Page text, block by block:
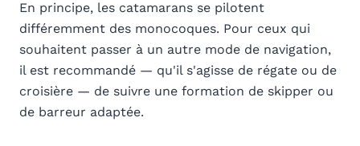
En principe, les catamarans se pilotent
différemment des monocoques. Pour ceux qui
souhaitent passer à un autre mode de navigation,
il est recommandé — qu'il s'agisse de régate ou de
croisière — de suivre une formation de skipper ou
de barreur adaptée.